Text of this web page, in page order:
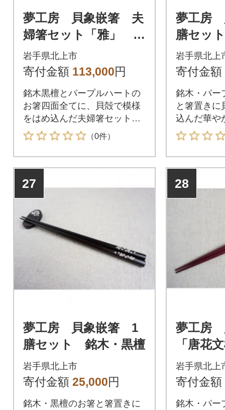
夢工房 貝象嵌箸 夫
婦箸セット「雅」 贈
答品 銘木・黒檀 パ
ープルハート
岩手県北上市
寄付金額 113,000円
銘木黒檀とパープルハートの
お箸四面全てに、貝殻で模様
をはめ込んだ夫婦箸セット
「ご贈答」
（0件）
夢工房
膳セッ
プルハ
岩手県北上
寄付金額
銘木・パー
と箸置きに
込んだ華や
27
夢工房 貝象嵌箸 1
膳セット 銘木・黒檀
岩手県北上市
寄付金額 25,000円
銘木・黒檀のお箸と箸置きに
28
夢工房
「唐花
銘木・
ト
岩手県北上
寄付金額
銘木・パー